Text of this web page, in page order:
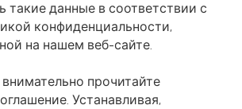
такие данные в соответствии с
конфиденциальности,
на нашем веб-сайте.
прочитайте
Устанавливая,